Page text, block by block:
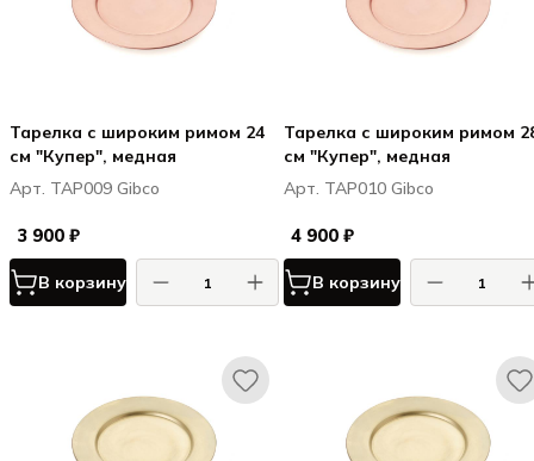
Тарелка с широким римом 24
см "Купер", медная
Арт. TAP009 Gibco
3 900 ₽
В корзину
Тарелка с широким римом
см "Купер", медная
Арт. TAP010 Gibco
4 900 ₽
В корзину